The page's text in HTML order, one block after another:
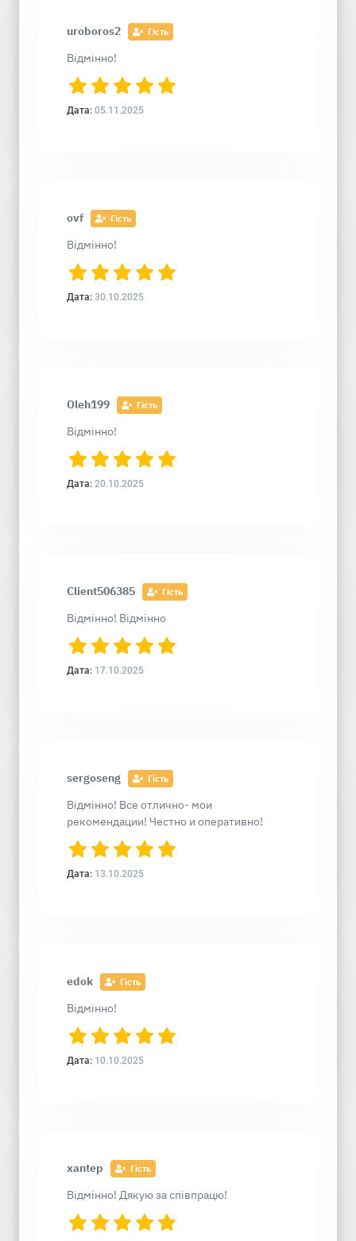
uroboros2 Гість
Відмінно!
Дата: 05.11.2025
ovf Гість
Відмінно!
Дата: 30.10.2025
Oleh199 Гість
Відмінно!
Дата: 20.10.2025
Client506385 Гість
Відмінно! Відмінно
Дата: 17.10.2025
sergoseng Гість
Відмінно! Все отлично- мои
рекомендации! Честно и оперативно!
Дата: 13.10.2025
edok Гість
Відмінно!
Дата: 10.10.2025
xantep Гість
Відмінно! Дякую за співпрацю!